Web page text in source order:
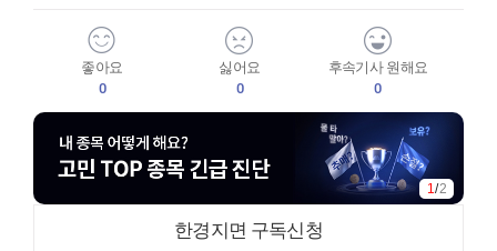
좋아요
0
싫어요
0
후속기사 원해요
0
1/2
한경지면 구독신청